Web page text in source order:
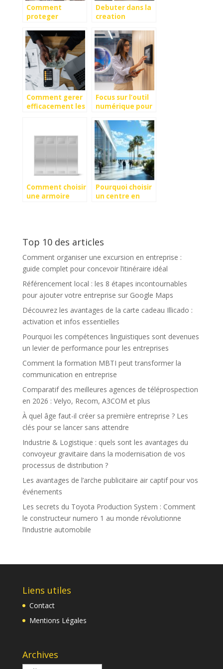
Comment
proteger
ses stocks ?
Debuter dans la
creation
comment reussir
?
Comment gerer
efficacement les
Focus sur l’outil
numérique pour
efficacement le
contrôle d’accès
Comment choisir
une armoire
Pourquoi choisir
un centre en
France ?
Top 10 des articles
Comment organiser une excursion en entreprise :
guide complet pour concevoir l’itinéraire idéal
Référencement local : les 8 étapes incontournables
pour ajouter votre entreprise sur Google Maps
Découvrez les avantages de la carte cadeau Illicado :
activation et infos essentielles
Pourquoi les compétences linguistiques sont devenues
un levier de performance pour les entreprises
Comment la formation MBTI peut transformer la
communication en entreprise
Comparatif des meilleures agences de téléprospection
en 2026 : Velyo, Recom, A3COM et plus
À quel âge faut-il créer sa première entreprise ? Les
clés pour se lancer sans attendre
Industrie & Logistique : quels sont les avantages du
convoyeur gravitaire dans la modernisation de vos
processus de distribution ?
Les avantages de l’arche publicitaire air captif pour vos
événements
Les secrets du Toyota Production System : Comment
le constructeur numero 1 au monde révolutionne
l’industrie automobile
Liens utiles
Contact
Mentions Légales
Archives